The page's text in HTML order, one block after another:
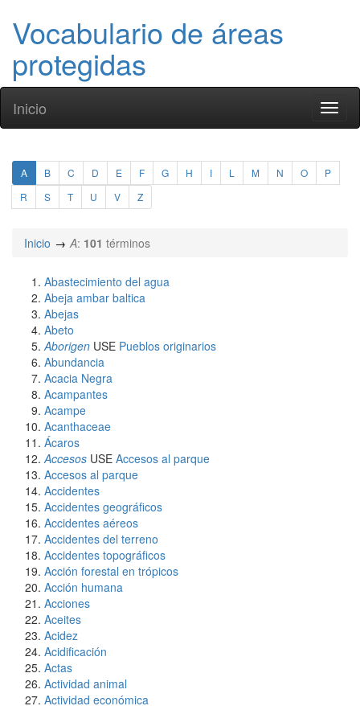
Vocabulario de áreas
protegidas
Inicio
A B C D E F G H I L M N O
P
R
S T U V Z
Inicio A: 101 términos
Abastecimiento del agua
Abeja ambar baltica
Abejas
Abeto
Aborigen USE Pueblos originarios
Abundancia
Acacia Negra
Acampantes
Acampe
Acanthaceae
Ácaros
Accesos USE Accesos al parque
Accesos al parque
Accidentes
Accidentes geográficos
Accidentes aéreos
Accidentes del terreno
Accidentes topográficos
Acción forestal en trópicos
Acción humana
Acciones
Aceites
Acidez
Acidificación
Actas
Actividad animal
Actividad económica